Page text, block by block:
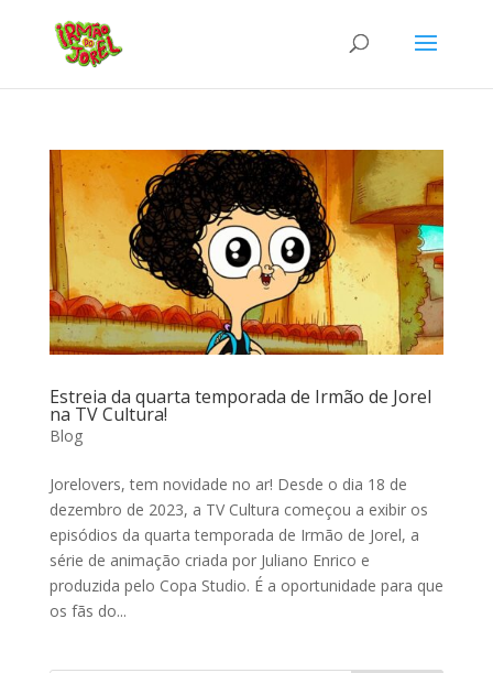
Estreia da quarta temporada de Irmão de Jorel
na TV Cultura!
Blog
Jorelovers, tem novidade no ar! Desde o dia 18 de
dezembro de 2023, a TV Cultura começou a exibir os
episódios da quarta temporada de Irmão de Jorel, a
série de animação criada por Juliano Enrico e
produzida pelo Copa Studio. É a oportunidade para que
os fãs do...